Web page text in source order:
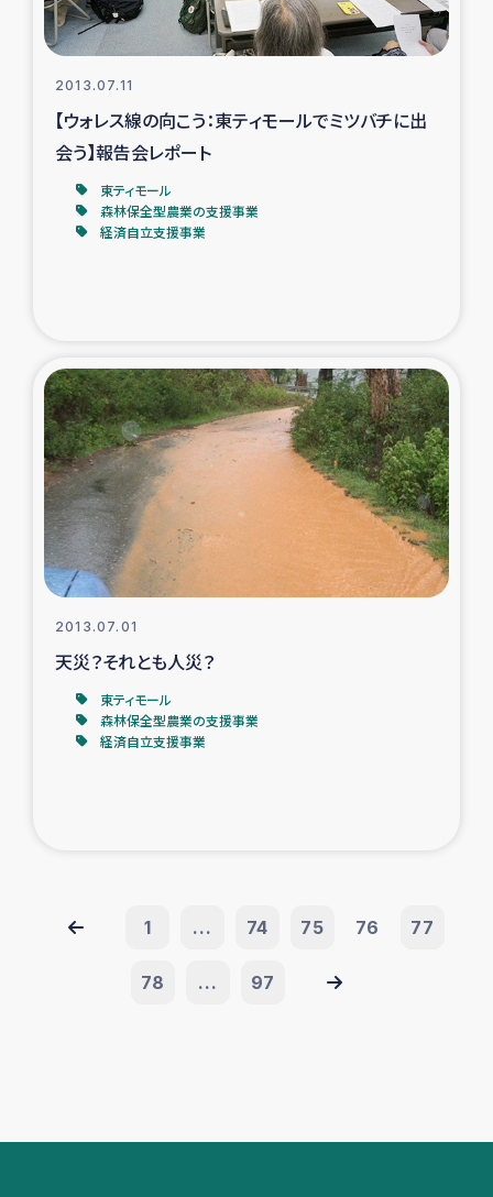
2013.07.11
【ウォレス線の向こう：東ティモールでミツバチに出
会う】報告会レポート
東ティモール
森林保全型農業の支援事業
経済自立支援事業
2013.07.01
天災？それとも人災？
東ティモール
森林保全型農業の支援事業
経済自立支援事業
1 ... 74 75 76 77
78 ... 97